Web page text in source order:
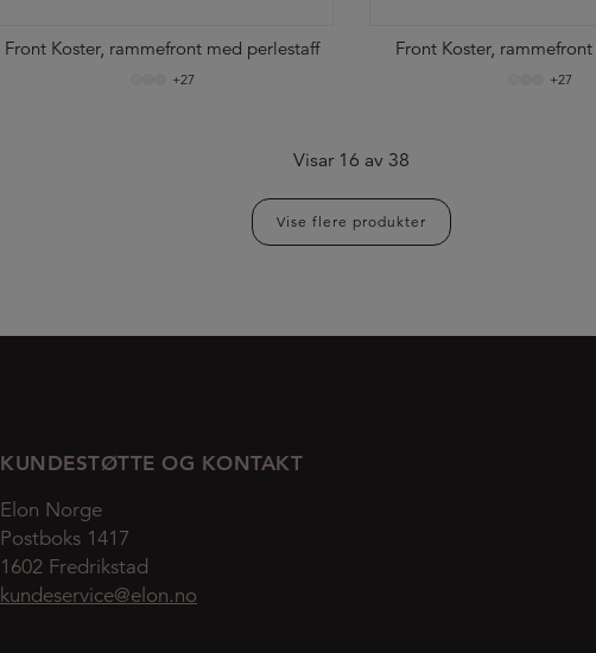
Front Koster, rammefront med perlestaff
+27
Front Koster,
+27
Visar 16 av 38
Vise flere produkter
KUNDESTØTTE OG KONTAKT
Elon Norge
Postboks 1417
1602 Fredrikstad
kundeservice@elon.no